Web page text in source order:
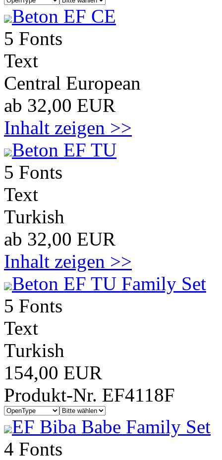
Beton EF CE
5 Fonts
Text
Central European
ab 32,00 EUR
Inhalt zeigen >>
Beton EF TU
5 Fonts
Text
Turkish
ab 32,00 EUR
Inhalt zeigen >>
Beton EF TU Family Set
5 Fonts
Text
Turkish
154,00 EUR
Produkt-Nr. EF4118F
EF Biba Babe Family Set
4 Fonts